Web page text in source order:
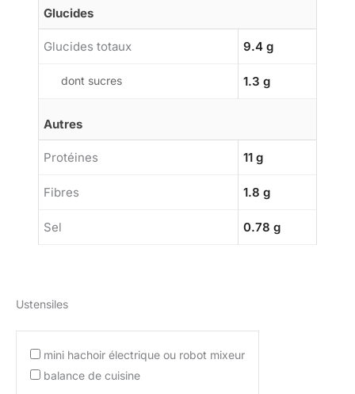
Glucides
Glucides totaux 9.4 g
dont sucres 1.3 g
Autres
Protéines 11 g
Fibres 1.8 g
Sel 0.78 g
Ustensiles
mini hachoir électrique ou robot mixeur
balance de cuisine